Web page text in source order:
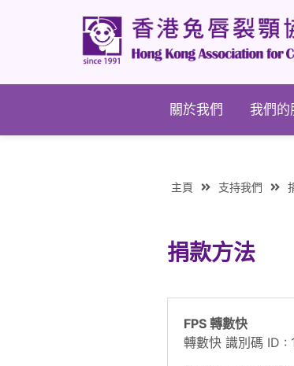
關於我們 我們的
主頁 支持我們
捐款方法
FPS 轉數快
轉數快 識別碼 ID :